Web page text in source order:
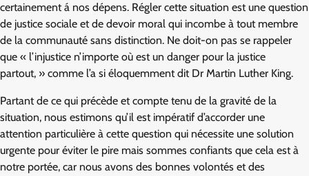
certainement á nos dépens. Régler cette situation est une question
de justice sociale et de devoir moral qui incombe à tout membre
de la communauté sans distinction. Ne doit-on pas se rappeler
que « l’injustice n’importe où est un danger pour la justice
partout, » comme l’a si éloquemment dit Dr Martin Luther King.
Partant de ce qui précède et compte tenu de la gravité de la
situation, nous estimons qu’il est impératif d’accorder une
attention particulière à cette question qui nécessite une solution
urgente pour éviter le pire mais sommes confiants que cela est à
notre portée, car nous avons des bonnes volontés et des